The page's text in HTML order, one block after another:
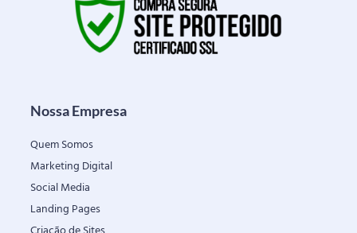
Nossa Empresa
Quem Somos
Marketing Digital
Social Media
Landing Pages